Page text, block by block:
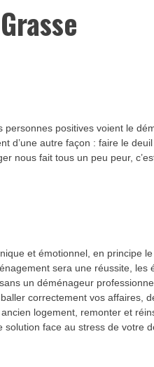
positives voient le
d’une autre façon : faire le
nous fait tous un peu peur,
et émotionnel, en principe
sera une réussite, les
un déménageur
correctement vos affaires,
logement, remonter et
face au stress de votre